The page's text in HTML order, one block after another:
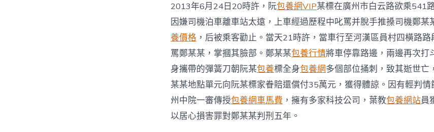
2013年6月24日20時許，阮包養網VIP某標在廣州市白云路欲乘541
因嫌司機泊車離車站太遠，上車經過歷程中叱罵并脫手推搡司機鄭某
養價格 ，后被乘客勸止。當天21時許，當車行至河漢區員村四橫路
罵鄭某某，掌摑其臉部。鄭某某包養行情將車停靠路邊，兩邊再次打
身攜帶的彈簧刀朝阮某包養標全身包養網多個部位捅刺，致其逝世亡
某某地點單元向阮某標家眷賠還償付35萬元，獲得體諒。因有輕判情
州中院一審傳授包養網車馬費 ，擁有多家科技公司，葉教包養網站員
以居心損害罪對鄭某某判刑五年。